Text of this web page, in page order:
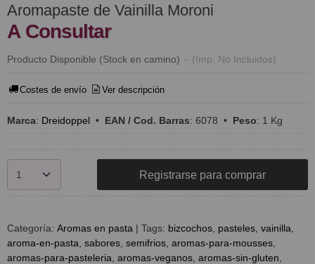
Aromapaste de Vainilla Moroni
A Consultar
Producto Disponible (Stock en camino) - (Imp. No Incluidos)
Costes de envío Ver descripción
Marca: Dreidoppel • EAN / Cod. Barras: 6078 • Peso: 1 Kg
Registrarse para comprar
Categoría: Aromas en pasta | Tags: bizcochos pasteles vainilla
aroma-en-pasta sabores semifrios aromas-para-mousses
aromas-para-pasteleria aromas-veganos aromas-sin-gluten